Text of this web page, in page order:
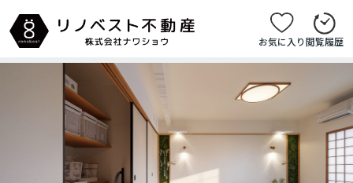
お気に入り閲覧履歴